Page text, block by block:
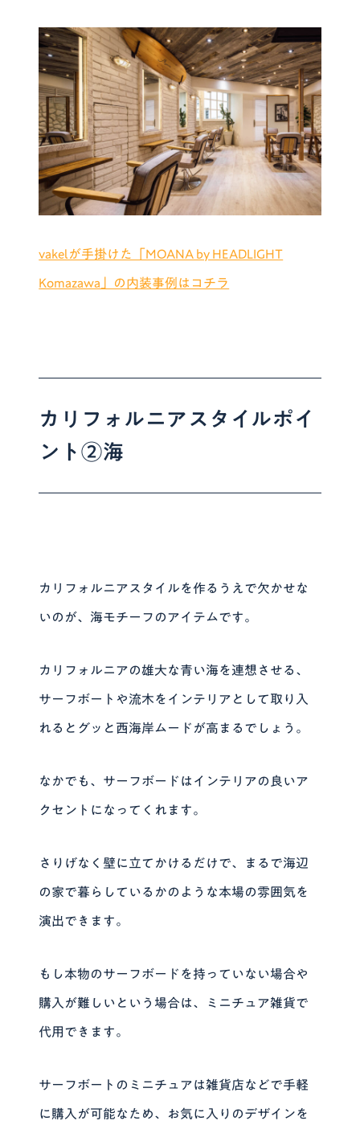
vakelが手掛けた「MOANA by HEADLIGHT
Komazawa」の内装事例はコチラ
カリフォルニアスタイルポイ
ント②海
カリフォルニアスタイルを作るうえで欠かせな
いのが、海モチーフのアイテムです。
カリフォルニアの雄大な青い海を連想させる、
サーフボートや流木をインテリアとして取り入
れるとグッと西海岸ムードが高まるでしょう。
なかでも、サーフボードはインテリアの良いア
クセントになってくれます。
さりげなく壁に立てかけるだけで、まるで海辺
の家で暮らしているかのような本場の雰囲気を
演出できます。
もし本物のサーフボードを持っていない場合や
購入が難しいという場合は、ミニチュア雑貨で
代用できます。
サーフボートのミニチュアは雑貨店などで手軽
に購入が可能なため、お気に入りのデザインを